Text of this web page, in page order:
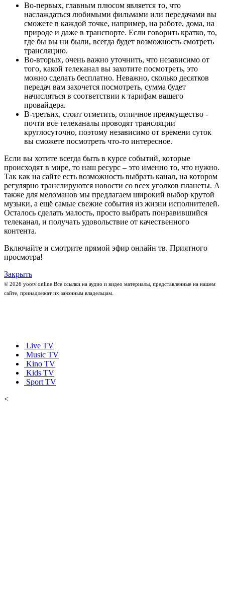
Во-первых, главным плюсом является то, что
наслаждаться любимыми фильмами или передачами вы
сможете в каждой точке, например, на работе, дома, на
природе и даже в транспорте. Если говорить кратко, то,
где бы вы ни были, всегда будет возможность смотреть
трансляцию.
Во-вторых, очень важно уточнить, что независимо от
того, какой телеканал вы захотите посмотреть, это
можно сделать бесплатно. Неважно, сколько десятков
передач вам захочется посмотреть, сумма будет
начисляться в соответствии к тарифам вашего
провайдера.
В-третьих, стоит отметить, отличное преимущество -
почти все телеканалы проводят трансляции
круглосуточно, поэтому независимо от времени суток
вы сможете посмотреть что-то интересное.
Если вы хотите всегда быть в курсе событий, которые
происходят в мире, то наш ресурс – это именно то, что нужно.
Так как на сайте есть возможность выбрать канал, на котором
регулярно транслируются новости со всех уголков планеты. А
также для меломанов мы предлагаем широкий выбор крутой
музыки, а ещё самые свежие события из жизни исполнителей.
Осталось сделать малость, просто выбрать понравившийся
телеканал, и получать удовольствие от качественного
контента.
Включайте и смотрите прямой эфир онлайн тв. Приятного
просмотра!
Закрыть
© 2026 yootv.online Все ссылки на аудио и видео материалы, представленные на нашем
сайте, принадлежат их законным владельцам.
Live TV
Music TV
Kino TV
Kids TV
Sport TV
<